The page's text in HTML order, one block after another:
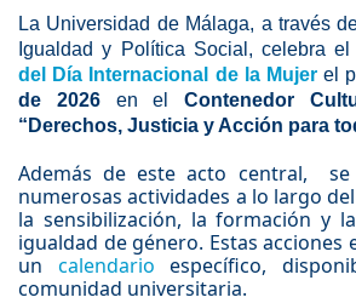
La Universidad de Málaga, a través
Igualdad y Política Social, celebra el
del Día Internacional de la Mujer el
de 2026en el Contenedor
“Derechos, Justicia y Acción para
Además de este acto central,
numerosas actividades a lo largo
la sensibilización, la formación y
igualdad de género. Estas acciones
un calendarioespecífico,
comunidad universitaria.